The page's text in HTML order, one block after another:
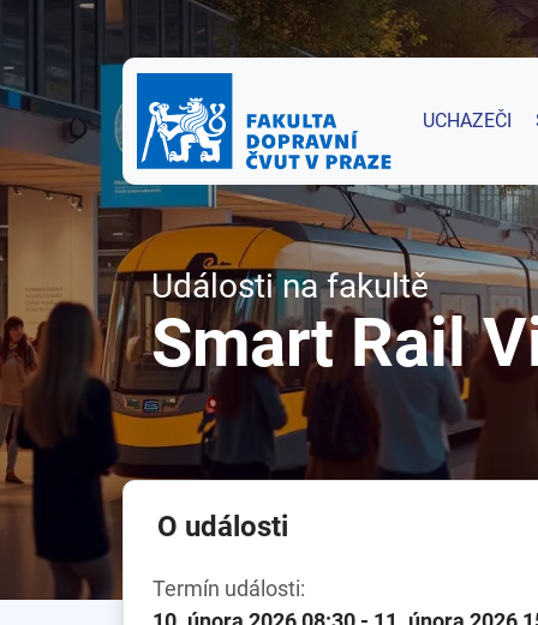
UCHAZEČI
Události na fakultě
Smart Rail
O události
Termín události: